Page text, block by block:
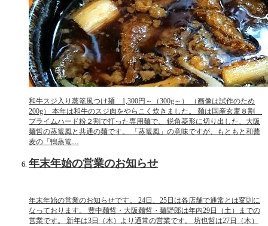
和牛スジ入り蒸篭風つけ麺 1,300円～（300g～） （画像は試作のため
200g） 本年は和牛のスジ肉をやらこく炊きました。 麺は国産玄麦８割
プライムハード粉２割で打った専用麺で、 鋭角菱形に切り出した、大阪
麺哲の蒸篭風と共通の麺です。 「蒸篭風」の意味ですが、もともと和蕎
麦の「鴨蒸篭…
年末年始の営業のお知らせ
年末年始の営業のお知らせです。 24日、25日は各店舗で通常とは変則に
なっております。 豊中麺哲・大阪麺哲・麺野郎は年内29日（土）までの
営業です。 新年は3日（木）より通常の営業です。 坊也哲は27日（木）